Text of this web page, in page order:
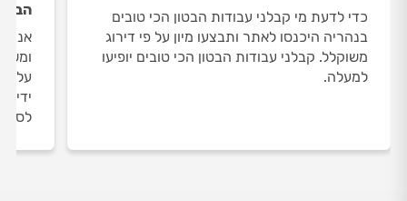
כדי לדעת מי קבלני עבודות הבטון הכי טובים
בנהריה היכנסו לאתר ותבצעו מיון על פי דירוג
משוקלל. קבלני עבודות הבטון הכי טובים יופיעו
למעלה.
על
ידי